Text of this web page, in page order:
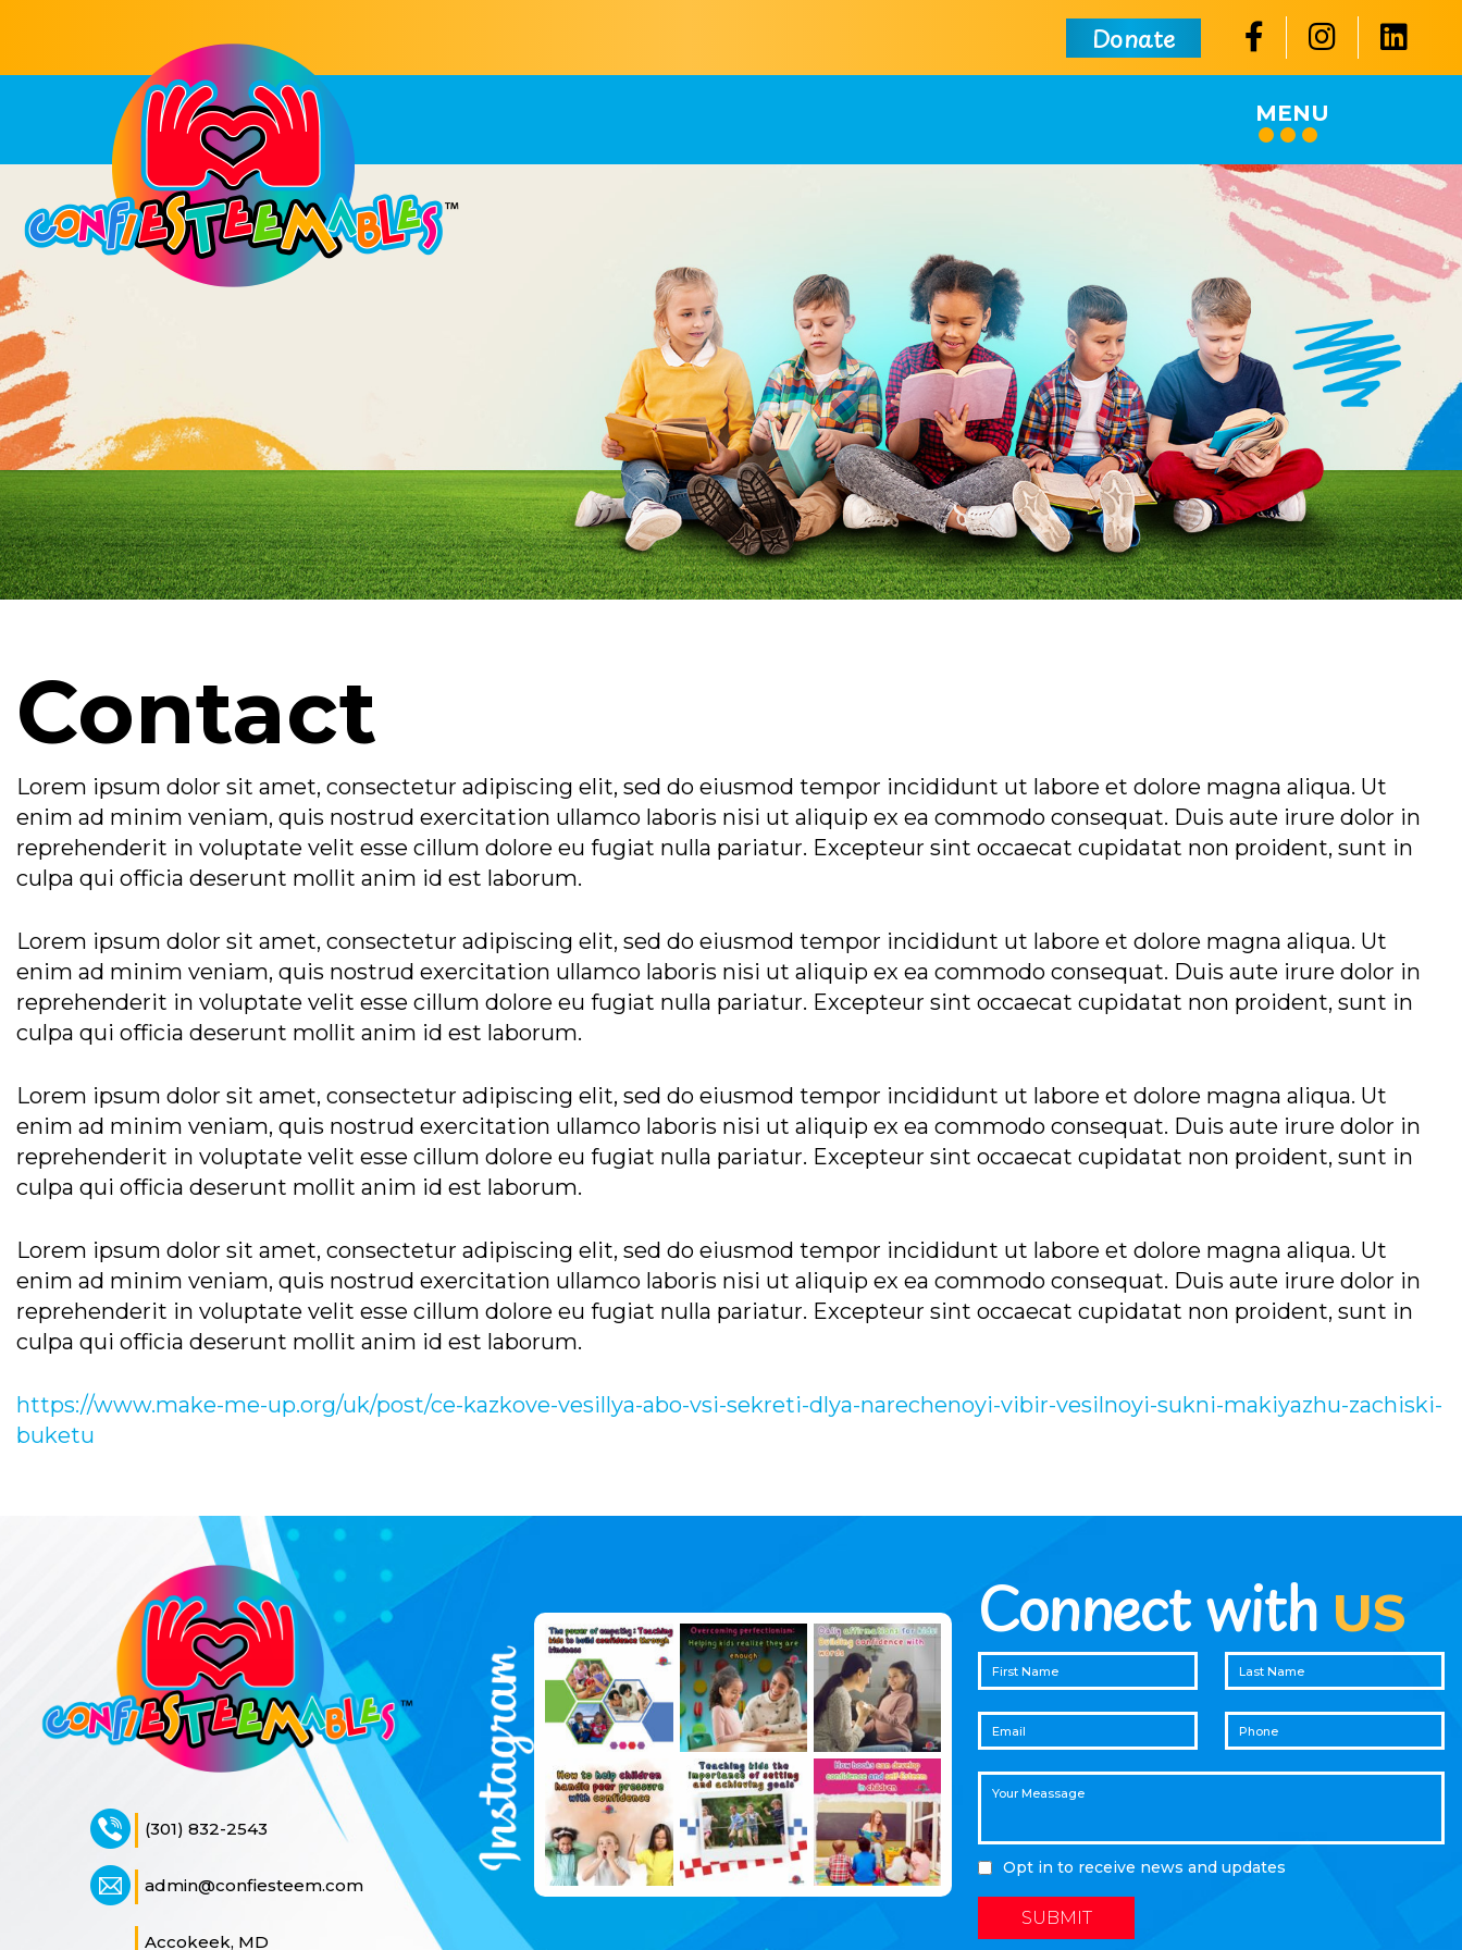
Donate
MENU
Contact
Lorem ipsum dolor sit amet, consectetur adipiscing elit, sed do eiusmod tempor incididunt ut labore et dolore magna aliqua. Ut
enim ad minim veniam, quis nostrud exercitation ullamco laboris nisi ut aliquip ex ea commodo consequat. Duis aute irure dolor in
reprehenderit in voluptate velit esse cillum dolore eu fugiat nulla pariatur. Excepteur sint occaecat cupidatat non proident, sunt in
culpa qui officia deserunt mollit anim id est laborum.
Lorem ipsum dolor sit amet, consectetur adipiscing elit, sed do eiusmod tempor incididunt ut labore et dolore magna aliqua. Ut
enim ad minim veniam, quis nostrud exercitation ullamco laboris nisi ut aliquip ex ea commodo consequat. Duis aute irure dolor in
reprehenderit in voluptate velit esse cillum dolore eu fugiat nulla pariatur. Excepteur sint occaecat cupidatat non proident, sunt in
culpa qui officia deserunt mollit anim id est laborum.
Lorem ipsum dolor sit amet, consectetur adipiscing elit, sed do eiusmod tempor incididunt ut labore et dolore magna aliqua. Ut
enim ad minim veniam, quis nostrud exercitation ullamco laboris nisi ut aliquip ex ea commodo consequat. Duis aute irure dolor in
reprehenderit in voluptate velit esse cillum dolore eu fugiat nulla pariatur. Excepteur sint occaecat cupidatat non proident, sunt in
culpa qui officia deserunt mollit anim id est laborum.
Lorem ipsum dolor sit amet, consectetur adipiscing elit, sed do eiusmod tempor incididunt ut labore et dolore magna aliqua. Ut
enim ad minim veniam, quis nostrud exercitation ullamco laboris nisi ut aliquip ex ea commodo consequat. Duis aute irure dolor in
reprehenderit in voluptate velit esse cillum dolore eu fugiat nulla pariatur. Excepteur sint occaecat cupidatat non proident, sunt in
culpa qui officia deserunt mollit anim id est laborum.
https://www.make-me-up.org/uk/post/ce-kazkove-vesillya-abo-vsi-sekreti-dlya-narechenoyi-vibir-vesilnoyi-sukni-makiyazhu-zachiski-
buketu
(301) 832-2543
admin@confiesteem.com
Accokeek, MD
Connect withUS
Opt in to receive news and updates